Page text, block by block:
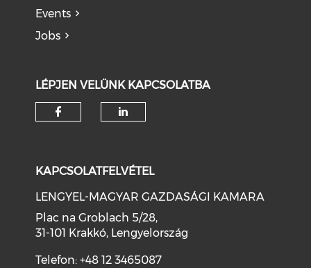
Events
Jobs
LÉPJEN VELÜNK KAPCSOLATBA
KAPCSOLATFELVÉTEL
LENGYEL-MAGYAR GAZDASÁGI KAMARA
Plac na Groblach 5/28,
31-101 Krakkó, Lengyelország
Telefon: +48 12 3465087